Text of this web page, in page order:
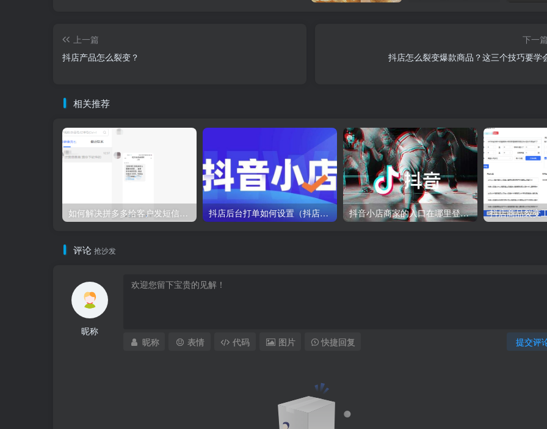
上一篇
抖店产品怎么裂变？
下一
抖店怎么裂变爆款商品？这三个技巧要学
相关推荐
如何解决拼多多给客户发短信问题？ 抖店后台打单如何设置（抖店打单怎么打） 抖音小店商家的入口在哪里登录（附电脑抖音小店商家登录入口） 抖店商品裂变
评论 抢沙发
昵称
提交评
昵称 表情 代码 图片 快捷回复